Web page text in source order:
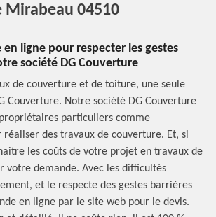
Mirabeau 04510
ligne pour respecter les gestes
société DG Couverture
de couverture et de toiture, une seule
Couverture. Notre société DG Couverture
particuliers comme
réaliser des travaux de couverture. Et, si
les coûts de votre projet en travaux de
votre demande. Avec les difficultés
et le respecte des gestes barrières
en ligne par le site web pour le devis.